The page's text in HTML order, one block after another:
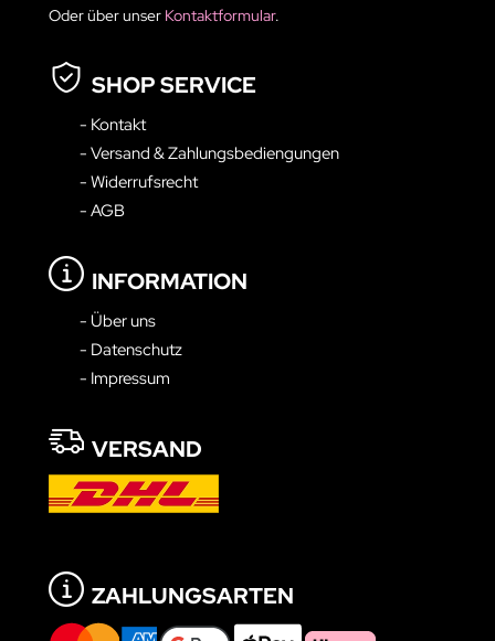
Oder über unser Kontaktformular.
SHOP SERVICE
- Kontakt
- Versand & Zahlungsbediengungen
- Widerrufsrecht
- AGB
INFORMATION
- Über uns
- Datenschutz
- Impressum
VERSAND
ZAHLUNGSARTEN